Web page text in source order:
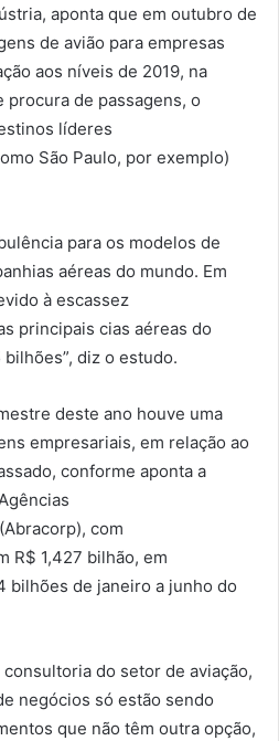
aponta que em outubro de
de avião para empresas
aos níveis de 2019, na
procura de passagens, o
líderes
São Paulo, por exemplo)
para os modelos de
aéreas do mundo. Em
à escassez
principais cias aéreas do
bilhões”, diz o estudo.
deste ano houve uma
empresariais, em relação ao
conforme aponta a
com
R$ 1,427 bilhão, em
bilhões de janeiro a junho do
do setor de aviação,
negócios só estão sendo
que não têm outra opção,